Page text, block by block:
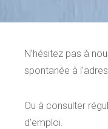
N’hésitez pas à
spontanée à
Ou à consulter
d’emploi.